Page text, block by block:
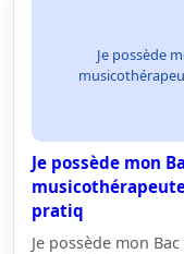
Je possède
Je possède mon
pratiq
Je possède mon